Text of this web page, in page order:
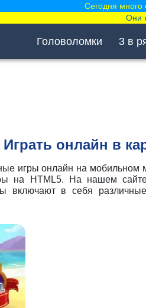
Головоломки 3 в
Играть онлайн в
игры онлайн на
на HTML5. На нашем
включают в себя
Сегодня много
Они